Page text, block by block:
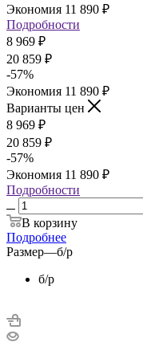
Экономия 11 890 ₽
Подробности
8 969 ₽
20 859 ₽
-57%
Экономия 11 890 ₽
Варианты цен
8 969 ₽
20 859 ₽
-57%
Экономия 11 890 ₽
Подробности
В корзину
Подробнее
Размер—б/р
б/р